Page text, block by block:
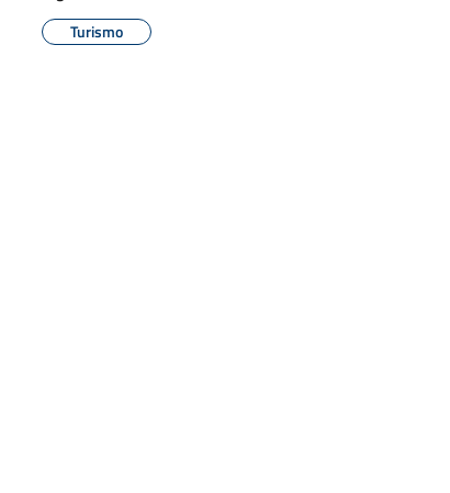
Turismo